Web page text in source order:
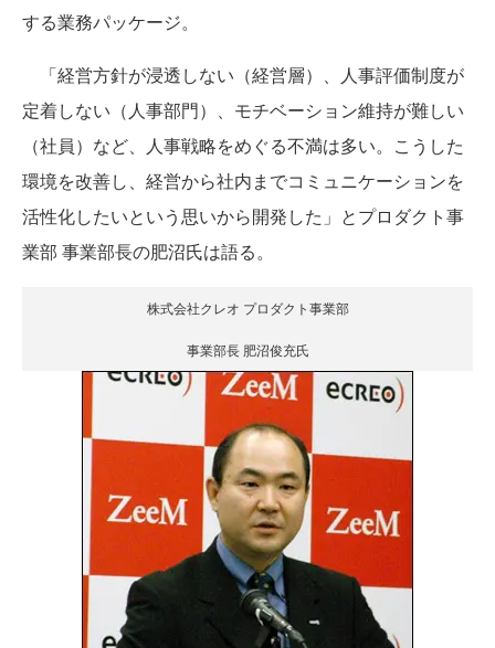
する業務パッケージ。
「経営方針が浸透しない（経営層）、人事評価制度が
定着しない（人事部門）、モチベーション維持が難しい
（社員）など、人事戦略をめぐる不満は多い。こうした
環境を改善し、経営から社内までコミュニケーションを
活性化したいという思いから開発した」とプロダクト事
業部 事業部長の肥沼氏は語る。
株式会社クレオ プロダクト事業部
事業部長 肥沼俊充氏